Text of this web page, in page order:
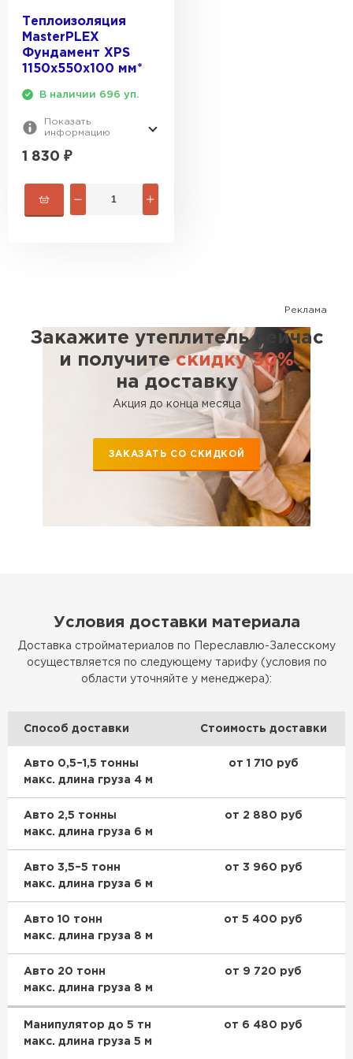
Теплоизоляция
MasterPLEX
Фундамент XPS
1150x550x100 мм*
В наличии 696 уп.
Показать
информацию
1 830 ₽
Реклама
Закажите утеплитель сейчас
и получитескидку 30%
на доставку
Акция до конца месяца
ЗАКАЗАТЬ СО СКИДКОЙ
Условия доставки материала
Доставка стройматериалов по Переславлю-Залесскому
осуществляется по следующему тарифу (условия по
области уточняйте у менеджера):
Способ доставки Стоимость доставки
Авто 0,5–1,5 тонны
макс. длина груза 4 м
от 1 710 руб
Авто 2,5 тонны
макс. длина груза 6 м
от 2 880 руб
Авто 3,5–5 тонн
макс. длина груза 6 м
от 3 960 руб
Авто 10 тонн
макс. длина груза 8 м
от 5 400 руб
Авто 20 тонн
макс. длина груза 8 м
от 9 720 руб
Манипулятор до 5 тн
макс. длина груза 5 м
от 6 480 руб
Утеплитель Термит
ПЕРЕЙТИ
Утеплитель Теплекс
Рулонная кровля Брит
ПЕРЕЙТИ
Утеплитель Knauf
ПЕРЕЙТИ
Утеплитель Isoroc
Утеплитель Paroc
ПЕРЕЙТИ
Утеплитель Термит
Утеплитель Брит
Утеплитель Тимплэкс